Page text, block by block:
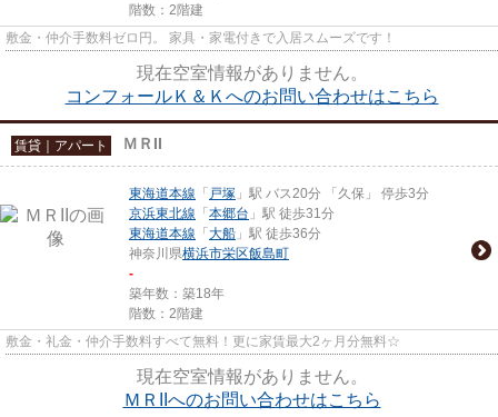
階数：2階建
敷金・仲介手数料ゼロ円。 家具・家電付きで入居スムーズです！
現在空室情報がありません。
コンフォールＫ＆Ｋへのお問い合わせはこちら
賃貸｜アパート ＭＲII
東海道本線 「 戸塚 」駅 バス20分 「久保」 停歩3分
京浜東北線 「 本郷台 」駅 徒歩31分
東海道本線 「 大船 」駅 徒歩36分
神奈川県横浜市栄区飯島町
-
築年数：築18年
階数：2階建
敷金・礼金・仲介手数料すべて無料！更に家賃最大2ヶ月分無料☆
現在空室情報がありません。
ＭＲIIへのお問い合わせはこちら